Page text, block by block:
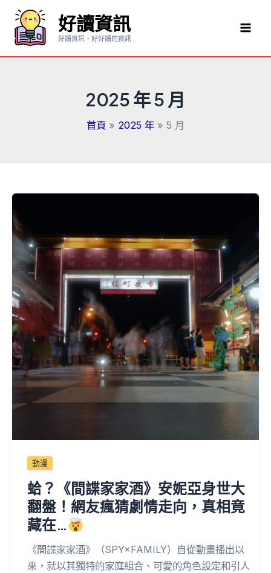
要
好讀資訊
好讀資訊，好好讀的資訊
2025 年 5 月
首頁 2025 年 5 月
動漫
蛤？《間諜家家酒》安妮亞身世大
翻盤！網友瘋猜劇情走向，真相竟
藏在…
《間諜家家酒》（SPY×FAMILY）自從動畫播出以
來，就以其獨特的家庭組合、可愛的角色設定和引人